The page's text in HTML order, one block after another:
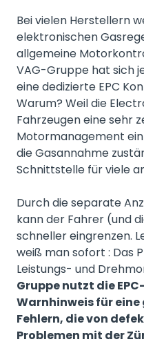
Bei vielen Herstellern
elektronischen
allgemeine
VAG-Gruppe hat sich
eine dedizierte EPC
Warum? Weil die
Fahrzeugen eine sehr
Motormanagement
die Gasannahme
Schnittstelle für viele
Durch die separate
kann der Fahrer (und
schneller eingrenzen.
weiß man sofort : Das
Leistungs- und
Gruppe nutzt die
Warnhinweis für eine
Fehlern, die von
Problemen mit der